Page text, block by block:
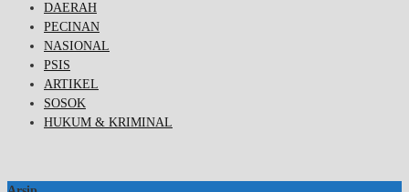
DAERAH
PECINAN
NASIONAL
PSIS
ARTIKEL
SOSOK
HUKUM & KRIMINAL